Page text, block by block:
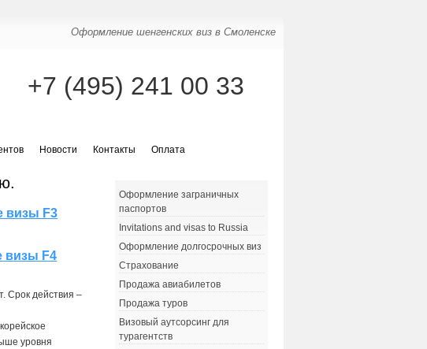
Оформление шенгенских виз в Смоленске
+7 (495) 241 00 33
Новости Контакты Оплата
визы F3
визы F4
Срок действия –
уровня
Оформление заграничных
паспортов
Invitations and visas to Russia
Оформление долгосрочных виз
Страхование
Продажа авиабилетов
Продажа туров
Визовый аутсорсинг для
турагентств